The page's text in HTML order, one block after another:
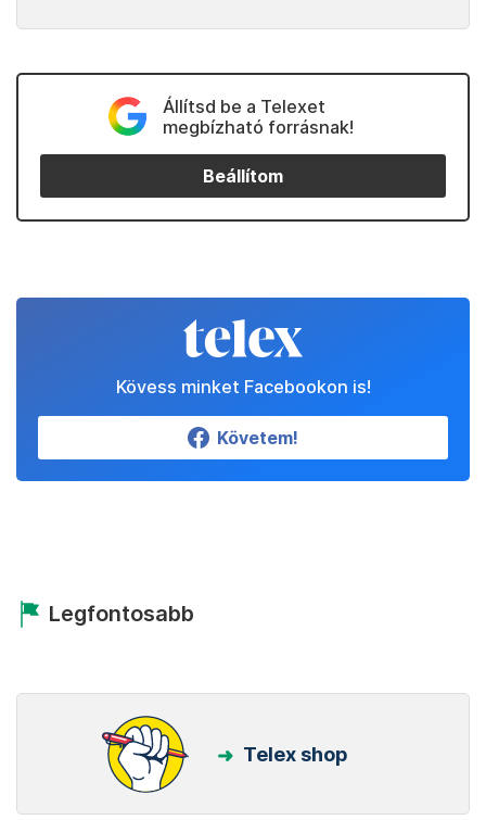
Állítsd be a Telexet
megbízható forrásnak!
Beállítom
Kövess minket Facebookon is!
Követem!
Legfontosabb
Telex shop